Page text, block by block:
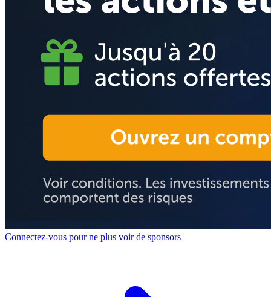
Connectez-vous pour ne plus voir de sponsors